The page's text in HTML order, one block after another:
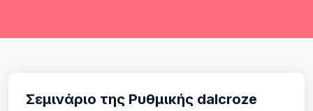
Σεμινάριο της Ρυθμικής dalcroze